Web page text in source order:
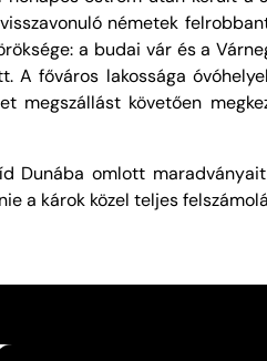
németek
a budai vár és a
főváros lakossága
követően
Dunába omlott
a károk közel teljes